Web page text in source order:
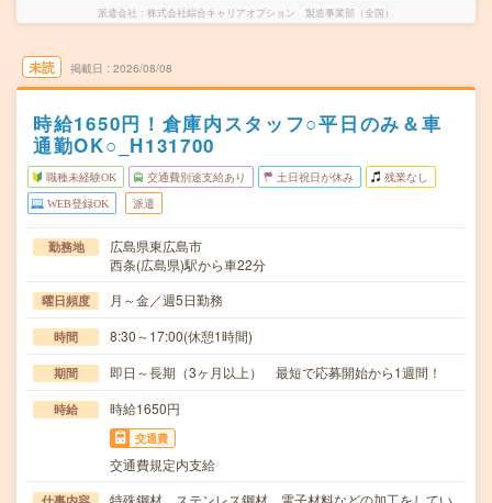
派遣会社 株式会社綜合キャリアオプション 製造事業部（全国）
未読 掲載日 2026/08/08
時給1650円！倉庫内スタッフ○平日のみ＆車
通勤OK○_H131700
職種未経験OK 交通費別途支給あり 土日祝日が休み 残業なし
WEB登録OK 派遣
勤務地
広島県東広島市
西条(広島県)駅から車22分
曜日頻度 月～金／週5日勤務
時間 8:30～17:00(休憩1時間)
期間 即日～長期（3ヶ月以上） 最短で応募開始から1週間！
時給 時給1650円
交通費
交通費規定内支給
特殊鋼材、ステンレス鋼材、電子材料などの加工をしてい